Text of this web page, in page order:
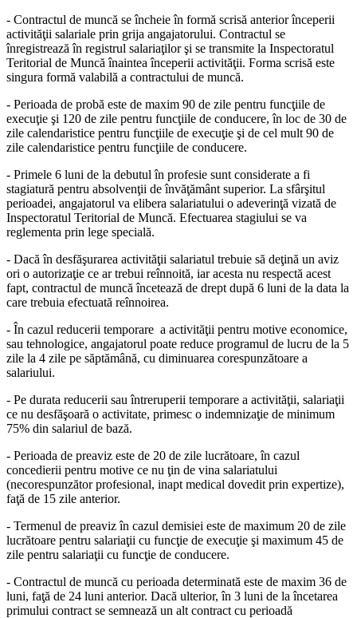
- Contractul de muncă se încheie în formă scrisă anterior începerii
activităţii salariale prin grija angajatorului. Contractul se
înregistrează în registrul salariaţilor şi se transmite la Inspectoratul
Teritorial de Muncă înaintea începerii activităţii. Forma scrisă este
singura formă valabilă a contractului de muncă.
- Perioada de probă este de maxim 90 de zile pentru funcţiile de
execuţie şi 120 de zile pentru funcţiile de conducere, în loc de 30 de
zile calendaristice pentru funcţiile de execuţie şi de cel mult 90 de
zile calendaristice pentru funcţiile de conducere.
- Primele 6 luni de la debutul în profesie sunt considerate a fi
stagiatură pentru absolvenţii de învăţământ superior. La sfârşitul
perioadei, angajatorul va elibera salariatului o adeverinţă vizată de
Inspectoratul Teritorial de Muncă. Efectuarea stagiului se va
reglementa prin lege specială.
- Dacă în desfăşurarea activităţii salariatul trebuie să deţină un aviz
ori o autorizaţie ce ar trebui reînnoită, iar acesta nu respectă acest
fapt, contractul de muncă încetează de drept după 6 luni de la data la
care trebuia efectuată reînnoirea.
- În cazul reducerii temporare a activităţii pentru motive economice,
sau tehnologice, angajatorul poate reduce programul de lucru de la 5
zile la 4 zile pe săptămână, cu diminuarea corespunzătoare a
salariului.
- Pe durata reducerii sau întreruperii temporare a activităţii, salariaţii
ce nu desfăşoară o activitate, primesc o indemnizaţie de minimum
75% din salariul de bază.
- Perioada de preaviz este de 20 de zile lucrătoare, în cazul
concedierii pentru motive ce nu ţin de vina salariatului
(necorespunzător profesional, inapt medical dovedit prin expertize),
faţă de 15 zile anterior.
- Termenul de preaviz în cazul demisiei este de maximum 20 de zile
lucrătoare pentru salariaţii cu funcţie de execuţie şi maximum 45 de
zile pentru salariaţii cu funcţie de conducere.
- Contractul de muncă cu perioada determinată este de maxim 36 de
luni, faţă de 24 luni anterior. Dacă ulterior, în 3 luni de la încetarea
primului contract se semnează un alt contract cu perioadă